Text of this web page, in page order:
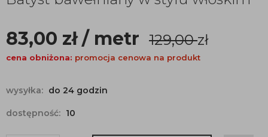
83,00 zł/ metr 129,00zł
cena obniżona: promocja cenowa na produkt
wysyłka: do 24 godzin
dostępność: 10